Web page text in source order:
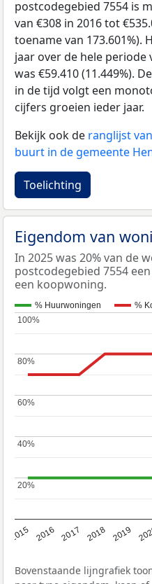
postcodegebied 7554 is
van €308 in 2016 tot
toename van 173.601%).
jaar over de hele periode
was €59.410 (11.449%).
in de tijd volgt een
cijfers groeien ieder jaar.
Bekijk ook de ranglijst
buurt in de gemeente
Toelichting
Eigendom van
In 2025 was 20% van de
postcodegebied 7554
een koopwoning.
% Huurwoningen %
2015 2016 2017 2018 2019
20%
20%
40%
40%
60%
60%
80%
80%
100%
100%
Bovenstaande lijngrafiek